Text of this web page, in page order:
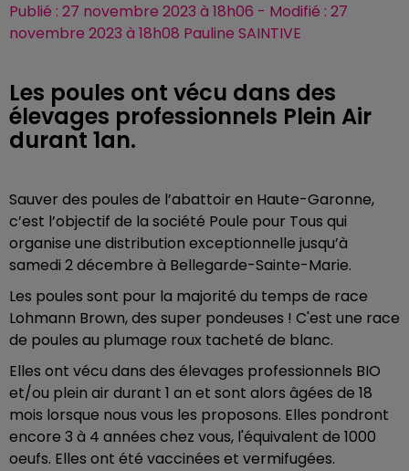
Publié : 27 novembre 2023 à 18h06 - Modifié : 27
novembre 2023 à 18h08 Pauline SAINTIVE
Les poules ont vécu dans des
élevages professionnels Plein Air
durant 1an.
Sauver des poules de l’abattoir en Haute-Garonne,
c’est l’objectif de la société Poule pour Tous qui
organise une distribution exceptionnelle jusqu’à
samedi 2 décembre à Bellegarde-Sainte-Marie.
Les poules sont pour la majorité du temps de race
Lohmann Brown, des super pondeuses ! C'est une race
de poules au plumage roux tacheté de blanc.
Elles ont vécu dans des élevages professionnels BIO
et/ou plein air durant 1 an et sont alors âgées de 18
mois lorsque nous vous les proposons. Elles pondront
encore 3 à 4 années chez vous, l'équivalent de 1000
oeufs. Elles ont été vaccinées et vermifugées.